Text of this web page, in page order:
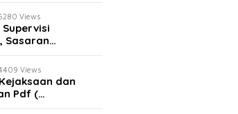
Views
Sasaran…
Views
dan
Pdf (…